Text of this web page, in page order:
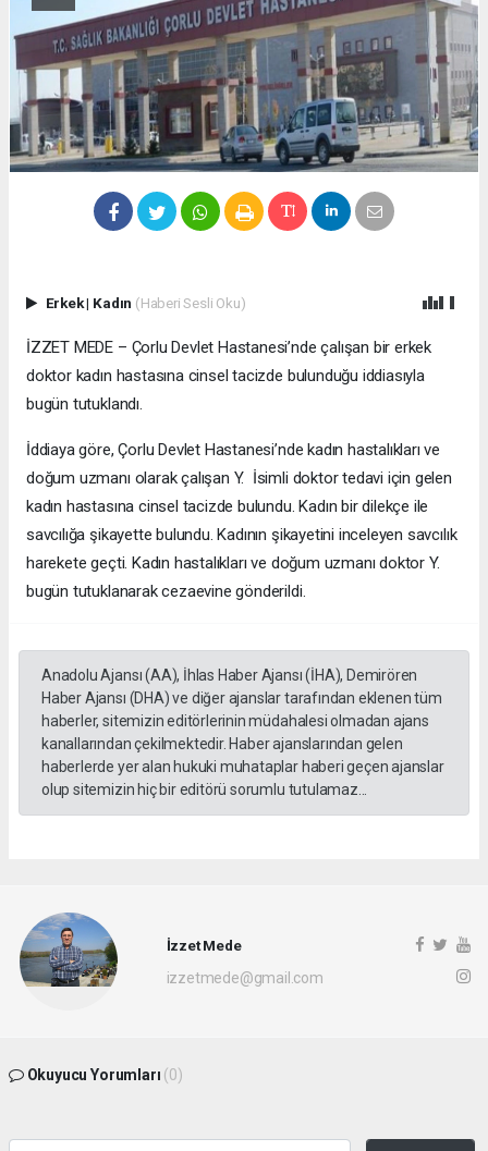
Erkek| Kadın (Haberi Sesli Oku)
İZZET MEDE – Çorlu Devlet Hastanesi’nde çalışan bir erkek
doktor kadın hastasına cinsel tacizde bulunduğu iddiasıyla
bugün tutuklandı.
İddiaya göre, Çorlu Devlet Hastanesi’nde kadın hastalıkları ve
doğum uzmanı olarak çalışan Y. İsimli doktor tedavi için gelen
kadın hastasına cinsel tacizde bulundu. Kadın bir dilekçe ile
savcılığa şikayette bulundu. Kadının şikayetini inceleyen savcılık
harekete geçti. Kadın hastalıkları ve doğum uzmanı doktor Y.
bugün tutuklanarak cezaevine gönderildi.
Anadolu Ajansı (AA), İhlas Haber Ajansı (İHA), Demirören
Haber Ajansı (DHA) ve diğer ajanslar tarafından eklenen tüm
haberler, sitemizin editörlerinin müdahalesi olmadan ajans
kanallarından çekilmektedir. Haber ajanslarından gelen
haberlerde yer alan hukuki muhataplar haberi geçen ajanslar
olup sitemizin hiç bir editörü sorumlu tutulamaz...
İzzet Mede
izzetmede@gmail.com
Okuyucu Yorumları (0)